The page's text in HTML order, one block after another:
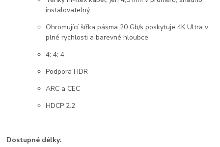
instalovatelný
Ohromující šířka pásma 20 Gb/s poskytuje 4K Ultra v
plné rychlosti a barevné hloubce
4: 4: 4
Podpora HDR
ARC a CEC
HDCP 2.2
Dostupné délky: